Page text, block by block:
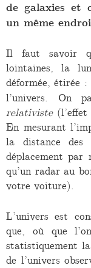
de galaxies et
un même
Il faut savoir
lointaines, la
déformée, étirée :
l’univers. On
relativiste(l’effet
En mesurant
la distance des
déplacement par
qu’un radar au
votre voiture).
L’univers est
que, où que
statistiquement
de l’univers